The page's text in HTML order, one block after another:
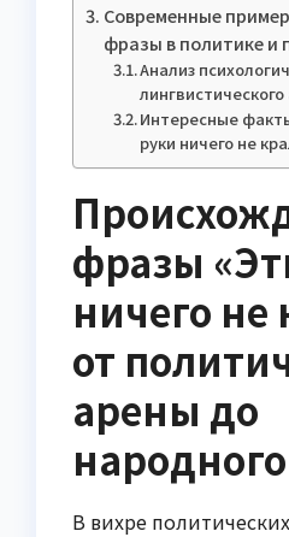
Современные
фразы в политике и
Анализ
Интересные
руки ничего не
фразы
ничего не
от
арены до
В вихре